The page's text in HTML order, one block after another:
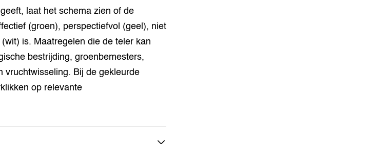
laat het schema zien of de
(groen), perspectiefvol (geel), niet
is. Maatregelen die de teler kan
bestrijding, groenbemesters,
vruchtwisseling. Bij de gekleurde
op relevante